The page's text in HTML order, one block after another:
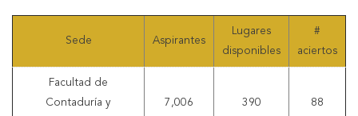
Sede Aspirantes
Lugares
disponibles
#
aciertos
Facultad de
Contaduría y
7,006 390 88